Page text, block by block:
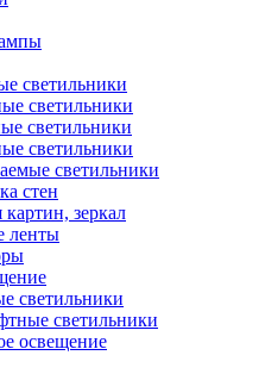
светильники
светильники
светильники
светильники
светильники
стен
зеркал
ленты
светильники
светильники
освещение